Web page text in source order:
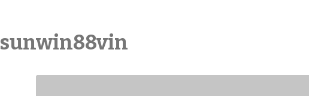
Заходи
sunwin88vin